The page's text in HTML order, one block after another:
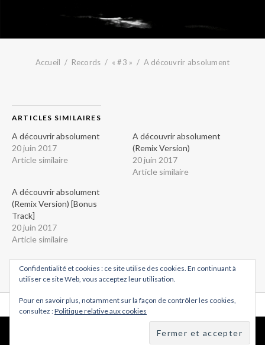
Accueil Records « #3 » A découvrir absolument
ARTICLES SIMILAIRES
A découvrir absolument
20 juin 2017
Article similaire
A découvrir absolument
(Remix Version)
20 juin 2017
Article similaire
A découvrir absolument
(Remix Version) [Bonus
Track]
20 juin 2017
Article similaire
Confidentialité et cookies : ce site utilise des cookies. En continuant à
utiliser ce site Web, vous acceptez leur utilisation.
Pour en savoir plus, notamment sur la façon de contrôler les cookies,
consultez :Politique relative aux cookies